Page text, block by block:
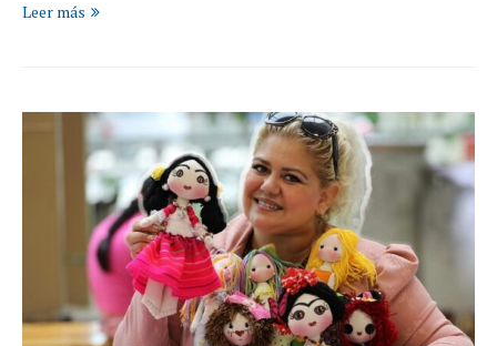
Leer más